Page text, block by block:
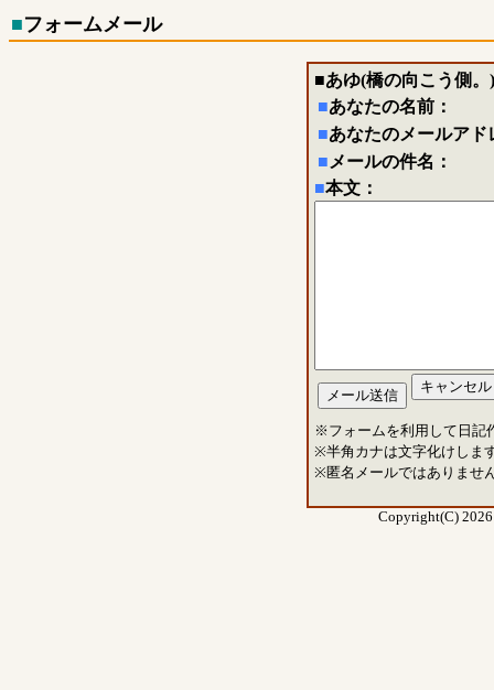
■フォームメール
■あゆ(橋の向こう側。)
■あなたの名前：
■あなたのメールアド
■ メールの件名：
■本文：
※フォームを利用して日記
※半角カナは文字化けしま
※匿名メールではありませ
Copyright(C)